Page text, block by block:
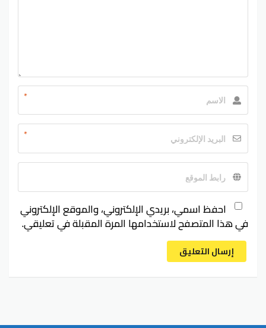
*
*
احفظ اسمي، بريدي الإلكتروني، والموقع الإلكتروني
في هذا المتصفح لاستخدامها المرة المقبلة في تعليقي.
إرسال التعليق